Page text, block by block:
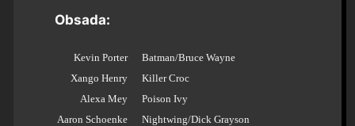
Obsada:
Kevin Porter
Xango Henry
Alexa Mey
Aaron Schoenke
Batman/Bruce Wayne
Killer Croc
Poison Ivy
Nightwing/Dick Grayson